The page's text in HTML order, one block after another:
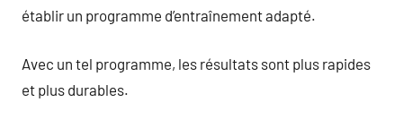
établir un programme d’entraînement adapté.
Avec un tel programme, les résultats sont plus rapides
et plus durables.